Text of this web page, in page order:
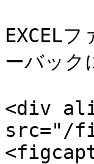
EXCEL
ーバック
<div
src="/